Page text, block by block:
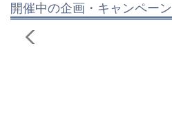
開催中の企画・キャンペーン